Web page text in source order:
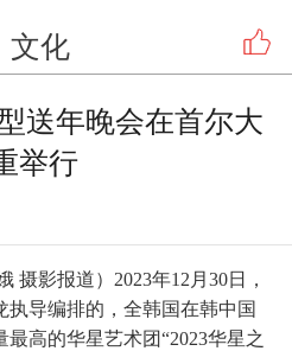
文化
送年晚会在首尔大
举行
摄影报道）2023年12月30日，
导编排的，全韩国在韩中国
高的华星艺术团“2023华星之